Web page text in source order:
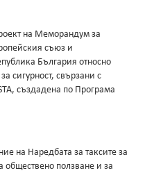
на Меморандум за
съюз и
България относно
сигурност, свързани с
създадена по Програма
на Наредбата за таксите за
обществено ползване и за